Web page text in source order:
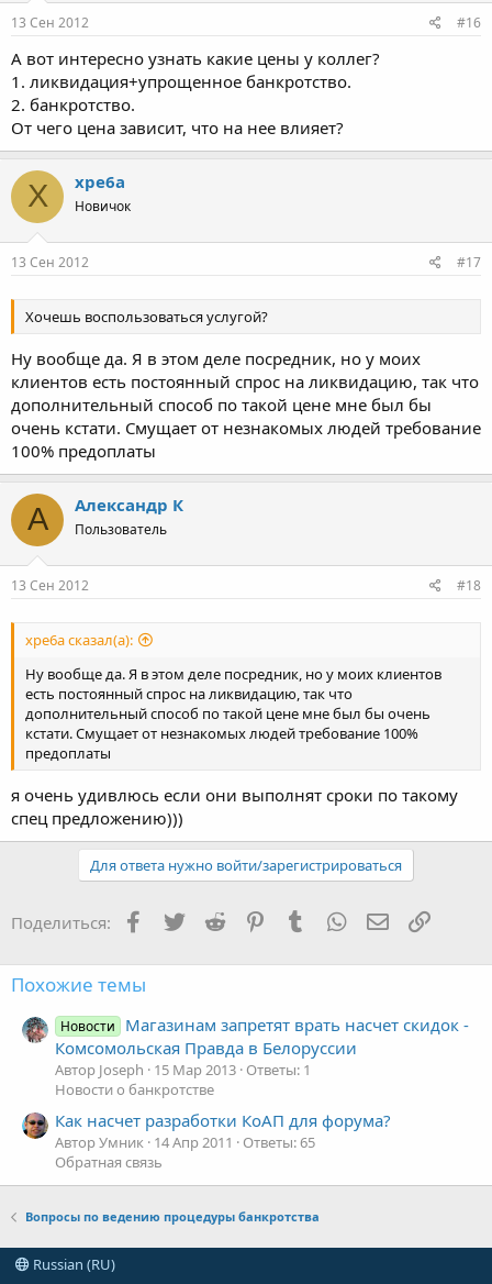
13 Сен 2012 #16
А вот интересно узнать какие цены у коллег?
1. ликвидация+упрощенное банкротство.
2. банкротство.
От чего цена зависит, что на нее влияет?
X xpe6a
Новичок
13 Сен 2012 #17
Хочешь воспользоваться услугой?
Ну вообще да. Я в этом деле посредник, но у моих
клиентов есть постоянный спрос на ликвидацию, так что
дополнительный способ по такой цене мне был бы
очень кстати. Смущает от незнакомых людей требование
100% предоплаты
А Александр К
Пользователь
13 Сен 2012 #18
xpe6a сказал(а):
Ну вообще да. Я в этом деле посредник, но у моих клиентов
есть постоянный спрос на ликвидацию, так что
дополнительный способ по такой цене мне был бы очень
кстати. Смущает от незнакомых людей требование 100%
предоплаты
я очень удивлюсь если они выполнят сроки по такому
спец предложению)))
Для ответа нужно войти/зарегистрироваться
Поделиться: Facebook
TwitterReddit PinterestTumblr WhatsApp Ссылка
Похожие темы
Новости
Магазинам запретят врать насчет скидок -
Комсомольская Правда в Белоруссии
Автор Joseph 15 Мар 2013 Ответы: 1
Новости о банкротстве
Как насчет разработки КоАП для форума?
Автор Умник 14 Апр 2011
Ответы: 65
Обратная связь
Вопросы по ведению процедуры банкротства
Russian (RU)